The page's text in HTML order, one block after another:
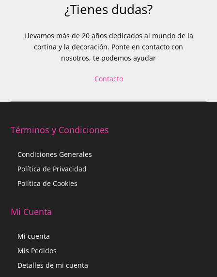
¿Tienes dudas?
Llevamos más de 20 años dedicados al mundo de la
cortina y la decoración. Ponte en contacto con
nosotros, te podemos ayudar
Contacto
Términos y Condiciones
Condiciones Generales
Política de Privacidad
Política de Cookies
Mi Cuenta
Mi cuenta
Mis Pedidos
Detalles de mi cuenta